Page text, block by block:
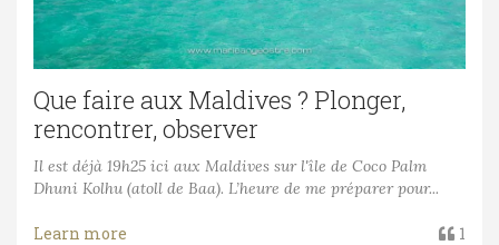
Que faire aux Maldives ? Plonger,
rencontrer, observer
Il est déjà 19h25 ici aux Maldives sur l'île de Coco Palm
Dhuni Kolhu (atoll de Baa). L’heure de me préparer pour...
Learn more 1